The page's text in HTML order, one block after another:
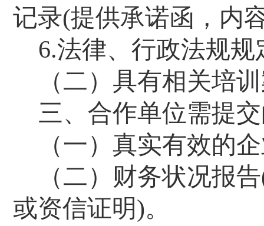
记录(提供承诺函，内
6.法律、行政法规
（二）具有相关培
三、合作单位需提
（一） 真实有效的
（二）财务状况报告
或资信证明)。